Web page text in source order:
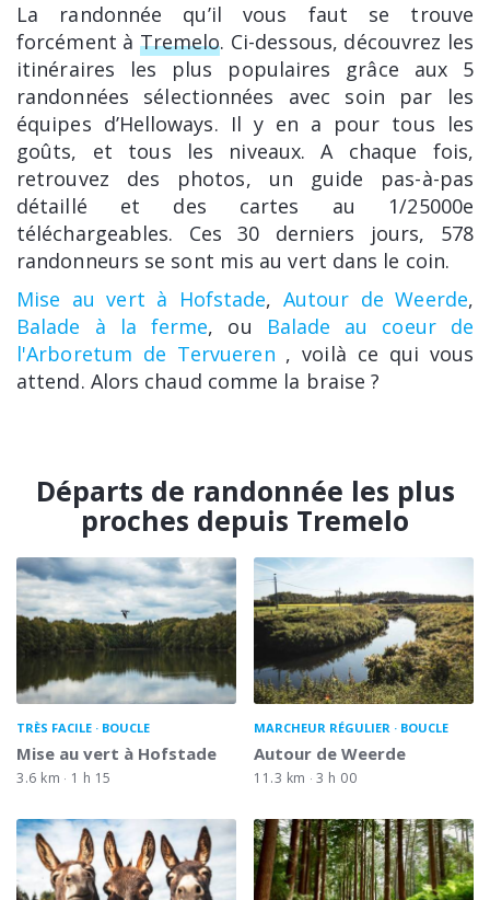
La randonnée qu’il vous faut se trouve
forcément à Tremelo. Ci-dessous, découvrez les
itinéraires les plus populaires grâce aux 5
randonnées sélectionnées avec soin par les
équipes d’Helloways. Il y en a pour tous les
goûts, et tous les niveaux. A chaque fois,
retrouvez des photos, un guide pas-à-pas
détaillé et des cartes au 1/25000e
téléchargeables. Ces 30 derniers jours, 578
randonneurs se sont mis au vert dans le coin.
Mise au vert à Hofstade, Autour de Weerde,
Balade à la ferme, ou Balade au coeur de
l'Arboretum de Tervueren , voilà ce qui vous
attend. Alors chaud comme la braise ?
Départs de randonnée les plus
proches depuis Tremelo
TRÈS FACILE BOUCLE
Mise au vert à Hofstade
3.6 km 1 h 15
MARCHEUR RÉGULIER BOUCLE
Autour de Weerde
11.3 km 3 h 00